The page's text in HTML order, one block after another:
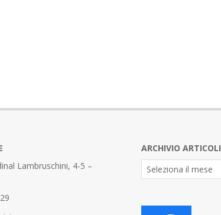
Lambruschini, 4-5 –
ARCHIVIO ARTICOLI
Archivio
Articoli